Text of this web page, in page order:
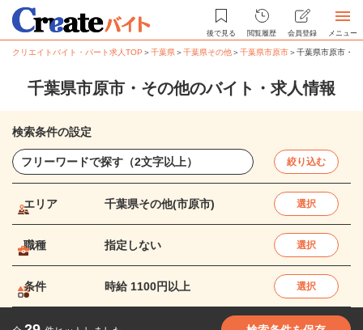
後で見る 閲覧履歴 会員登録 メニュー
クリエイトバイト・パート求人TOP ＞千葉県＞千葉県その他＞千葉県市原市＞千葉県市原市・
千葉県市原市・その他のバイト・求人情報
検索条件の設定
絞り込む
エリア 千葉県その他(市原市) 選択
職種 指定しない 選択
条件 時給 1100円以上 選択